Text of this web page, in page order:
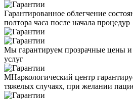
Гарантированное облегчение
полтора часа после начала процедур
Мы гарантируем прозрачные цены и
услуг
МНаркологический центр
тяжелых случаях, при желании